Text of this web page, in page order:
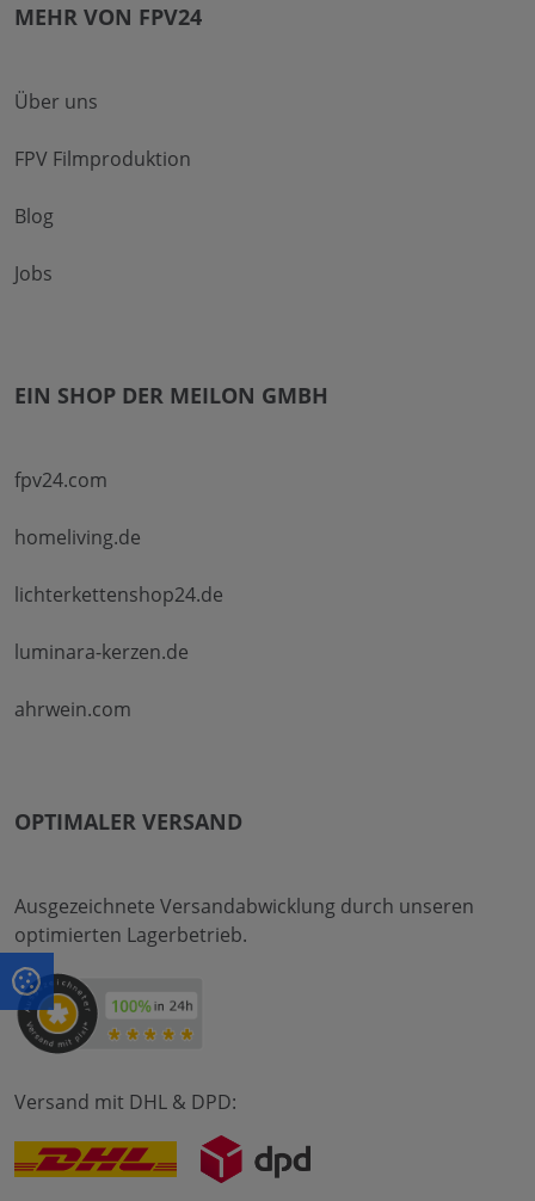
MEHR VON FPV24
Über uns
FPV Filmproduktion
Blog
Jobs
EIN SHOP DER MEILON GMBH
fpv24.com
homeliving.de
lichterkettenshop24.de
luminara-kerzen.de
ahrwein.com
OPTIMALER VERSAND
Ausgezeichnete Versandabwicklung durch unseren
optimierten Lagerbetrieb.
Versand mit DHL & DPD: